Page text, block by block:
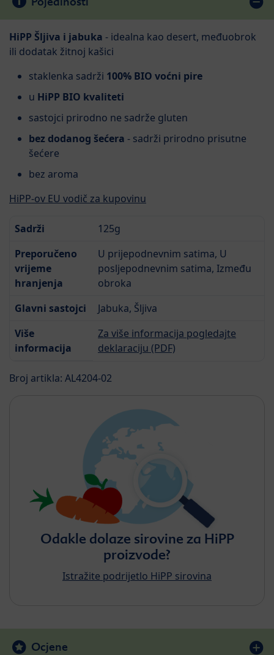
HiPP Šljiva i jabuka - idealna kao desert, međuobrok
ili dodatak žitnoj kašici
staklenka sadrži 100% BIO voćni pire
u HiPP BIO kvaliteti
sastojci prirodno ne sadrže gluten
bez dodanog šećera - sadrži prirodno prisutne
šećere
bez aroma
HiPP-ov EU vodič za kupovinu
Sadrži
125g
Preporučeno
vrijeme
hranjenja
U prijepodnevnim satima, U
posljepodnevnim satima, Između
obroka
Glavni sastojci
Jabuka, Šljiva
Više
informacija
Za više informacija pogledajte
deklaraciju (PDF)
Broj artikla: AL4204-02
Odakle dolaze sirovine za HiPP
proizvode?
Istražite podrijetlo HiPP sirovina
Ocjene